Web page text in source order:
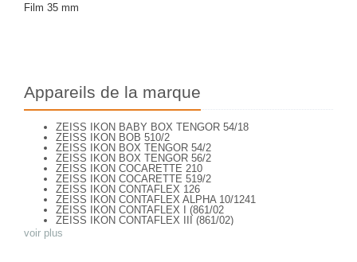
Film 35 mm
Appareils de la marque
ZEISS IKON BABY BOX TENGOR 54/18
ZEISS IKON BOB 510/2
ZEISS IKON BOX TENGOR 54/2
ZEISS IKON BOX TENGOR 56/2
ZEISS IKON COCARETTE 210
ZEISS IKON COCARETTE 519/2
ZEISS IKON CONTAFLEX 126
ZEISS IKON CONTAFLEX ALPHA 10/1241
ZEISS IKON CONTAFLEX I (861/02
ZEISS IKON CONTAFLEX III (861/02)
ZEISS IKON CONTAFLEX IV
voir plus